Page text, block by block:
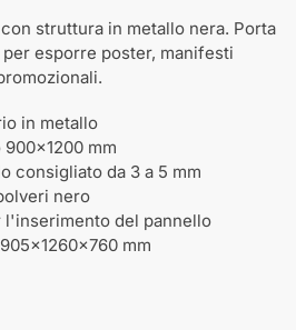
struttura in metallo nera. Porta
esporre poster, manifesti
in metallo
mm
consigliato da 3 a 5 mm
nero
del pannello
mm